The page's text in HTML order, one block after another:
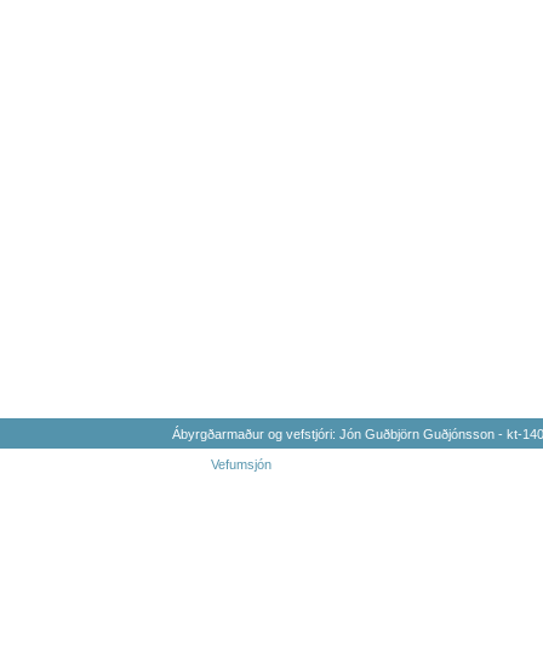
Ábyrgðarmaður og vefstjóri: Jón Guðbjörn Guðjónsson - kt-
Vefumsjón